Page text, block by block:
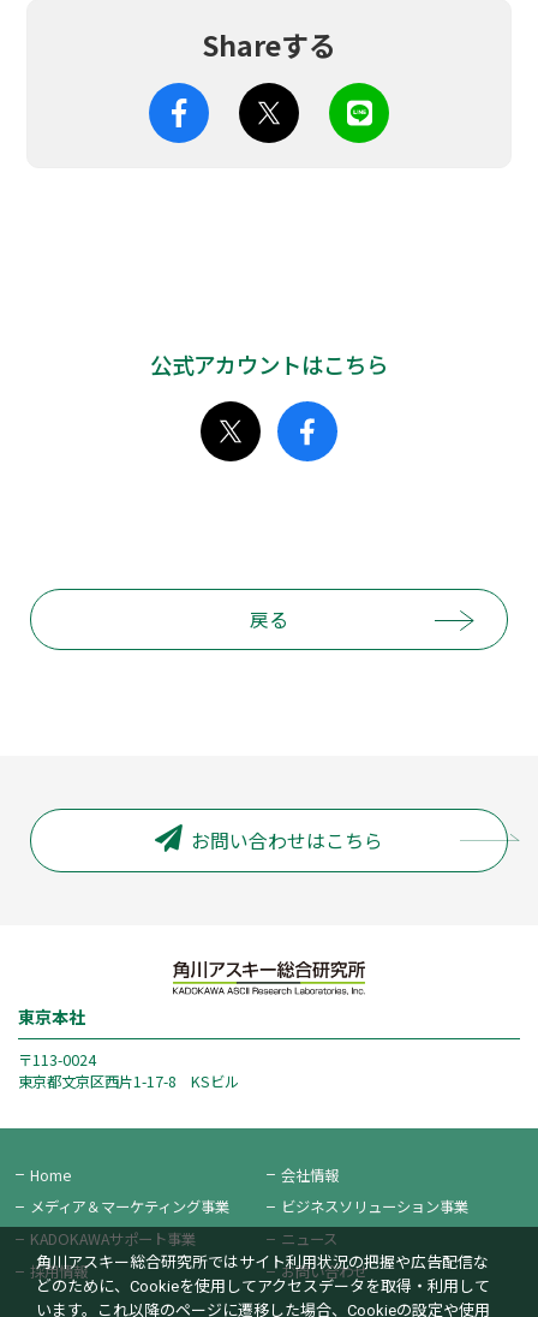
Shareする
公式アカウントはこちら
戻る
お問い合わせはこちら
東京本社
〒113-0024
東京都文京区西片1-17-8 KSビル
Home
会社情報
メディア＆マーケティング事業 ビジネスソリューション事業
KADOKAWAサポート事業
ニュース
採用情報
お問い合わせ
角川アスキー総合研究所ではサイト利用状況の把握や広告配信な
どのために、Cookieを使用してアクセスデータを取得・利用して
います。これ以降のページに遷移した場合、Cookieの設定や使用